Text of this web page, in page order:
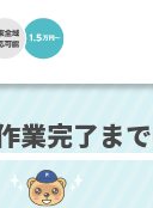
業完了ま